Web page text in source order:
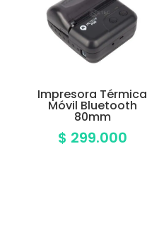
Impresora Térmica
Móvil Bluetooth
80mm
$ 299.000